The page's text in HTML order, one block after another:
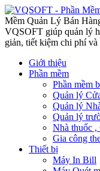
Mềm Quản Lý Bán
VQSOFT giúp quản lý
giản, tiết kiệm chi phí và
Giới thiệu
Phần mềm
Phần mềm
Quản lý
Quản lý
Quản lý
Nhà thuốc ,
Gia công
Thiết bị
Máy In Bill